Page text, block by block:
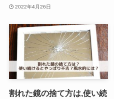
2022年4月26日
割れた鏡の捨て方は,使い続